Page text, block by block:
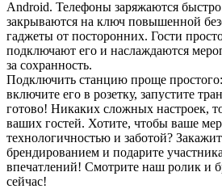
Android. Телефоны заряжаются
закрываются на ключ повышенной
гаджеты от посторонних. Гости
подключают его и наслаждаются
за сохранность.
Подключить станцию проще
включите его в розетку, запустите
готово! Никаких сложных настроек,
ваших гостей. Хотите, чтобы ваше
технологичностью и заботой?
брендированием и подарите
впечатлений! Смотрите наш ролик и
сейчас!